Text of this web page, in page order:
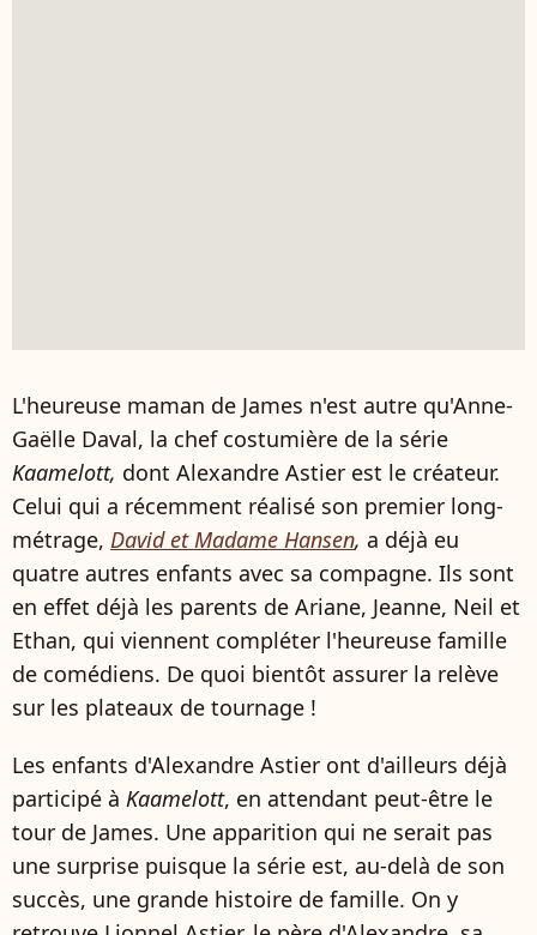
L'heureuse maman de James n'est autre qu'Anne-
Gaëlle Daval, la chef costumière de la série
Kaamelott, dont Alexandre Astier est le créateur.
Celui qui a récemment réalisé son premier long-
métrage, David et Madame Hansen, a déjà eu
quatre autres enfants avec sa compagne. Ils sont
en effet déjà les parents de Ariane, Jeanne, Neil et
Ethan, qui viennent compléter l'heureuse famille
de comédiens. De quoi bientôt assurer la relève
sur les plateaux de tournage !
Les enfants d'Alexandre Astier ont d'ailleurs déjà
participé à Kaamelott, en attendant peut-être le
tour de James. Une apparition qui ne serait pas
une surprise puisque la série est, au-delà de son
succès, une grande histoire de famille. On y